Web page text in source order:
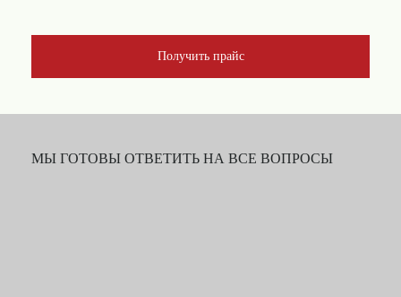
Получить прайс
МЫ ГОТОВЫ ОТВЕТИТЬ НА ВСЕ ВОПРОСЫ